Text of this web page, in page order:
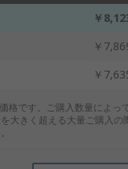
￥
￥
￥
格です。ご購入数量によっ
大きく超える大量ご購入の